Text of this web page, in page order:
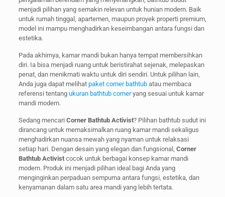
menjadi pilihan yang semakin relevan untuk hunian modern. Baik
untuk rumah tinggal, apartemen, maupun proyek properti premium,
model ini mampu menghadirkan keseimbangan antara fungsi dan
estetika.
Pada akhirnya, kamar mandi bukan hanya tempat membersihkan
diri. Ia bisa menjadi ruang untuk beristirahat sejenak, melepaskan
penat, dan menikmati waktu untuk diri sendiri. Untuk pilihan lain,
Anda juga dapat melihat paket corner bathtubatau membaca
referensi tentang ukuran bathtub corneryang sesuai untuk kamar
mandi modern.
Sedang mencari Corner Bathtub Activist? Pilihan bathtub sudut ini
dirancang untuk memaksimalkan ruang kamar mandi sekaligus
menghadirkan nuansa mewah yang nyaman untuk relaksasi
setiap hari. Dengan desain yang elegan dan fungsional, Corner
Bathtub Activistcocok untuk berbagai konsep kamar mandi
modern. Produk ini menjadi pilihan ideal bagi Anda yang
menginginkan perpaduan sempurna antara fungsi, estetika, dan
kenyamanan dalam satu area mandi yang lebih tertata.